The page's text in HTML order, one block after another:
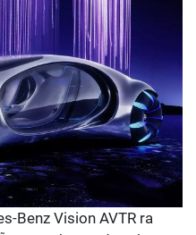
Benz Vision AVTR ra